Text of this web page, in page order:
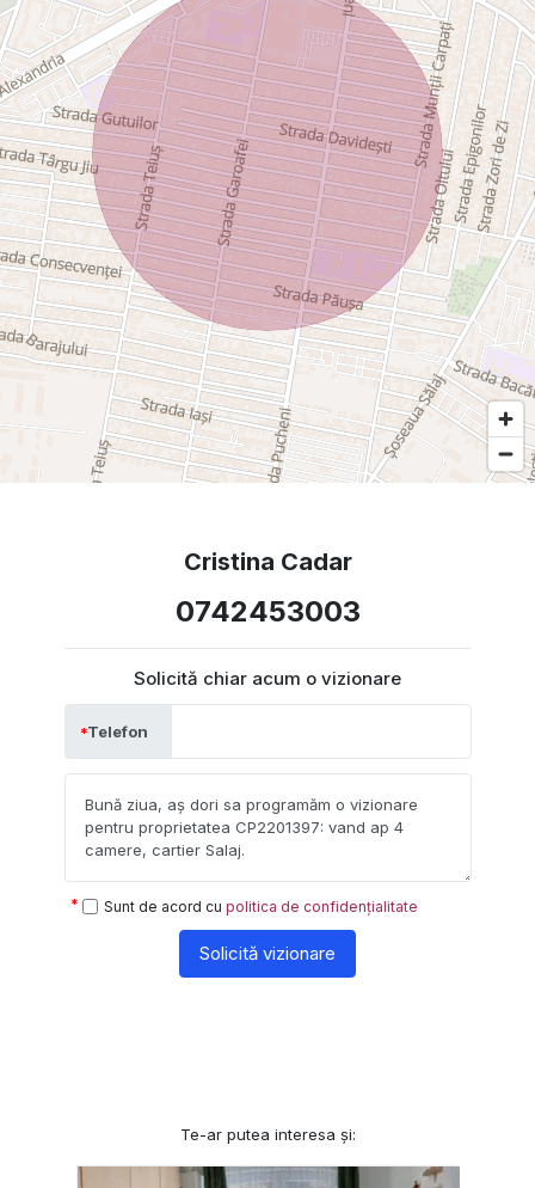
Cristina Cadar
0742453003
Solicită chiar acum o vizionare
Telefon
Sunt de acord cu politica de confidențialitate
Solicită vizionare
Te-ar putea interesa și: